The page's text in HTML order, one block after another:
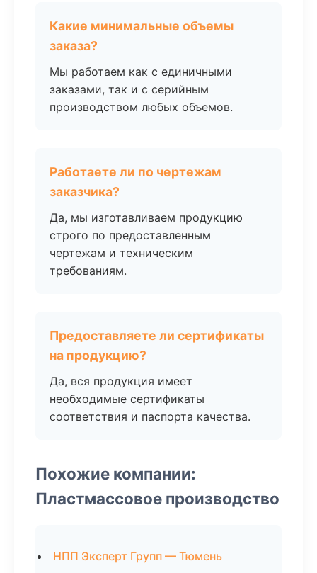
Какие минимальные объемы
заказа?
Мы работаем как с единичными
заказами, так и с серийным
производством любых объемов.
Работаете ли по чертежам
заказчика?
Да, мы изготавливаем продукцию
строго по предоставленным
чертежам и техническим
требованиям.
Предоставляете ли сертификаты
на продукцию?
Да, вся продукция имеет
необходимые сертификаты
соответствия и паспорта качества.
Похожие компании:
Пластмассовое производство
НПП Эксперт Групп — Тюмень